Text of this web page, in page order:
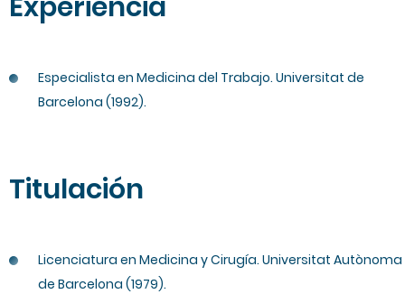
Especialista en Medicina del Trabajo. Universitat de
Barcelona (1992).
Titulación
Licenciatura en Medicina y Cirugía. Universitat Autònoma
de Barcelona (1979).